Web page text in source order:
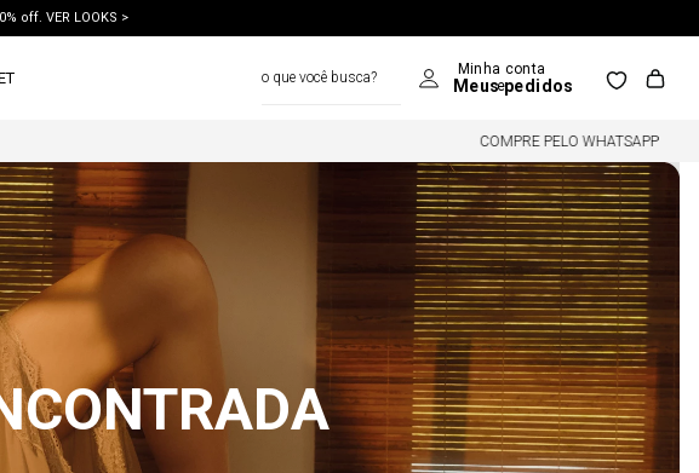
off. VER LOOKS >
COMPRE PELO WHATSAPP